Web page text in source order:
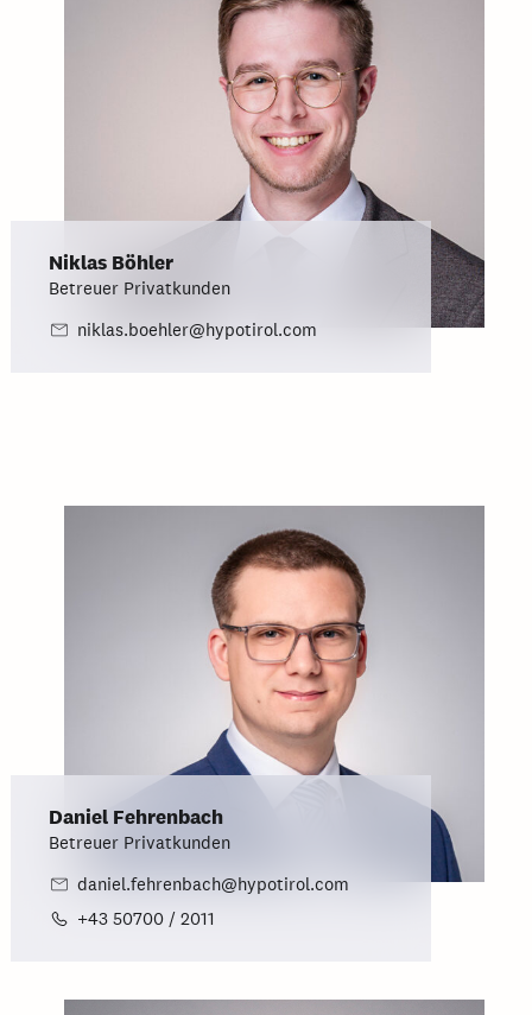
Niklas Böhler
Betreuer Privatkunden
niklas.boehler@hypotirol.com
Daniel Fehrenbach
Betreuer Privatkunden
daniel.fehrenbach@hypotirol.com
+43 50700 / 2011